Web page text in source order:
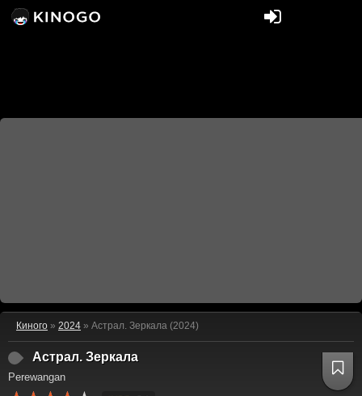
Киного » 2024 » Астрал. Зеркала (2024)
Астрал. Зеркала
Perewangan